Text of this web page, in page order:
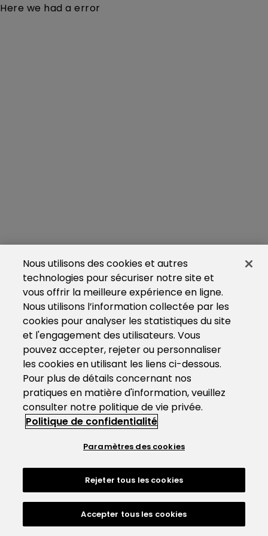
Here we had a error
Nous utilisons des cookies et autres
technologies pour sécuriser notre site et
vous offrir la meilleure expérience en ligne.
Nous utilisons l’information collectée par les
cookies pour analyser les statistiques du site
et l'engagement des utilisateurs. Vous
pouvez accepter, rejeter ou personnaliser
les cookies en utilisant les liens ci-dessous.
Pour plus de détails concernant nos
pratiques en matière d'information, veuillez
consulter notre politique de vie privée.
Politique de confidentialité
Paramètres des cookies
Rejeter tous les cookies
Accepter tous les cookies